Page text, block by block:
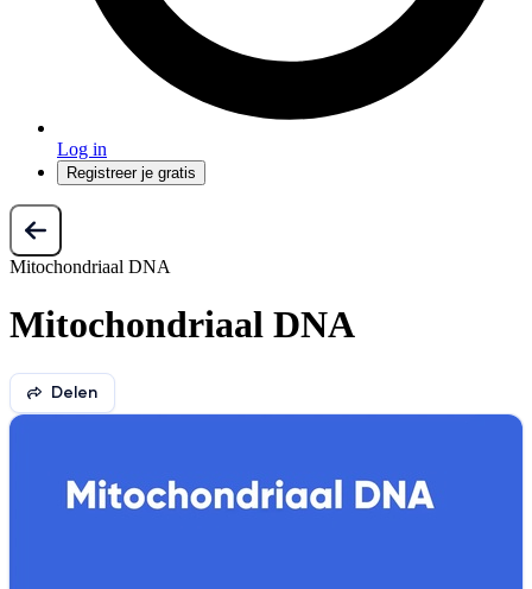
Log in
Registreer je gratis
Mitochondriaal DNA
Mitochondriaal DNA
Delen